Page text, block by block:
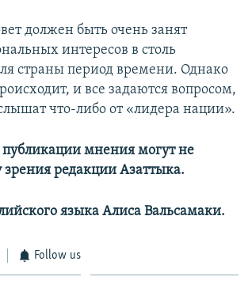
должен быть очень занят
интересов в столь
страны период времени. Однако
и все задаются вопросом,
что-либо от «лидера нации».
мнения могут не
зрения редакции Азаттыка.
языка Алиса Вальсамаки.
Follow us